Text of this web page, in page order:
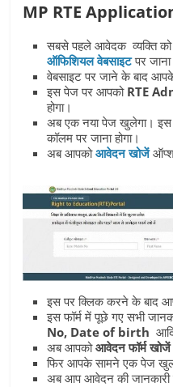
MP RTE
सबसे पहले आवेदक व्यक्ति
ऑफिशियल वेबसाइट पर जाना
वेबसाइट पर जाने के बाद
इस पेज पर आपको RTE
होगा।
अब एक नया पेज खुलेगा।
कॉलम पर जाना होगा।
अब आपकोआवेदन खोजें
इस पर क्लिक करने के बाद
इस फॉर्म में पूछे गए सभी
No, Date of birth
अब आपकोआवेदन फॉर्म
फिर आपके सामने एक पेज
अब आप आवेदन की जानकारी